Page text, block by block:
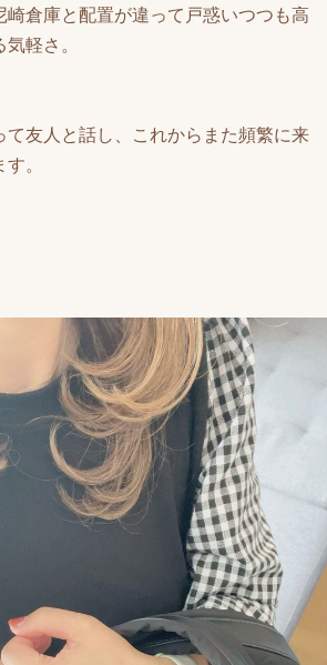
崎倉庫と配置が違って戸惑いつつも高
軽さ。
て友人と話し、これからまた頻繁に来
。